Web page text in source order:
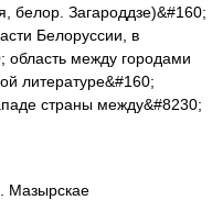
белор. Загароддзе)&#160;
Белоруссии, в
область между городами
литературе&#160;
страны между&#8230;
Мазырскае